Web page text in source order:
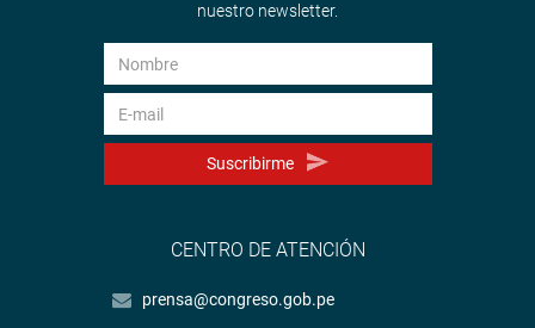
nuestro newsletter.
Suscribirme
CENTRO DE ATENCIÓN
prensa@congreso.gob.pe